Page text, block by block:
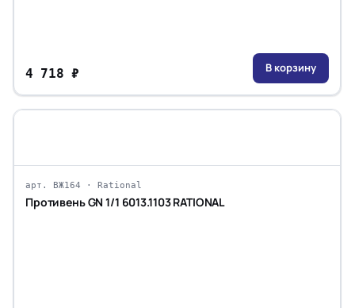
4 718 ₽ В корзину
арт. ВЖ164 · Rational
Противень GN 1/1 6013.1103 RATIONAL